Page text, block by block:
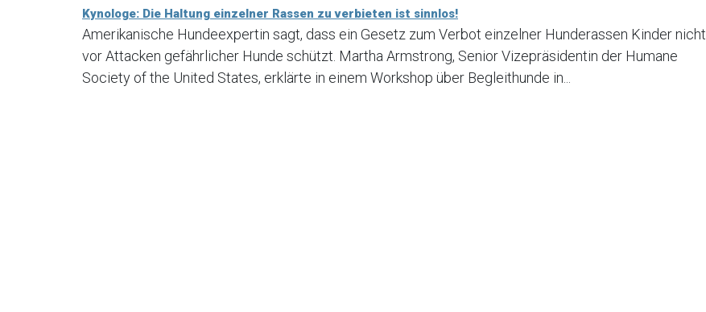
Kynologe: Die Haltung einzelner Rassen zu verbieten ist sinnlos!
Amerikanische Hundeexpertin sagt, dass ein Gesetz zum Verbot einzelner Hunderassen Kinder nicht
vor Attacken gefährlicher Hunde schützt. Martha Armstrong, Senior Vizepräsidentin der Humane
Society of the United States, erklärte in einem Workshop über Begleithunde in...